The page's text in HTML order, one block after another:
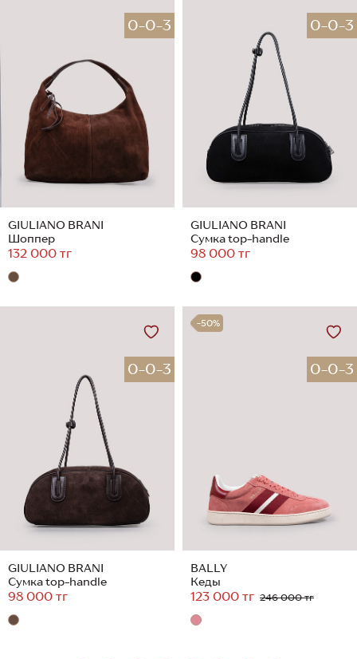
0-0-3
GIULIANO BRANI
Шоппер
132 000 тг
0-0-3
GIULIANO BRANI
Сумка top-handle
98 000 тг
0-0-3
GIULIANO BRANI
Сумка top-handle
98 000 тг
-50%
0-0-3
BALLY
Кеды
123 000 тг 246 000 тг